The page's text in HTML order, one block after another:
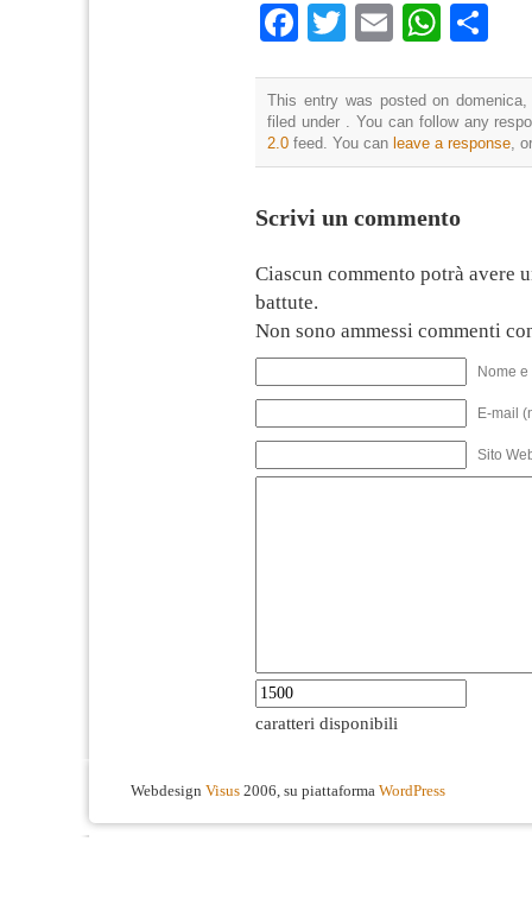
Facebook
TwitterEmail
This entry was posted on
filed under . You can follow any
2.0 feed. You can leave a response ,
Scrivi un commento
Ciascun commento potrà avere
battute.
Non sono ammessi commenti
Nome
E-mail
Sito
caratteri disponibili
Webdesign Visus 2006, su piattaforma WordPress